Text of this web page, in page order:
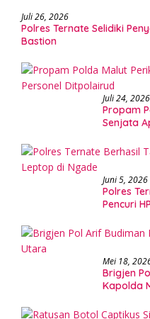
Juli 26, 2026
Polres Ternate Selidiki
Bastion
Juli 24, 2026
Propam
Senjata
Juni 5, 2026
Polres
Pencuri
Mei 18,
Brigjen
Kapolda